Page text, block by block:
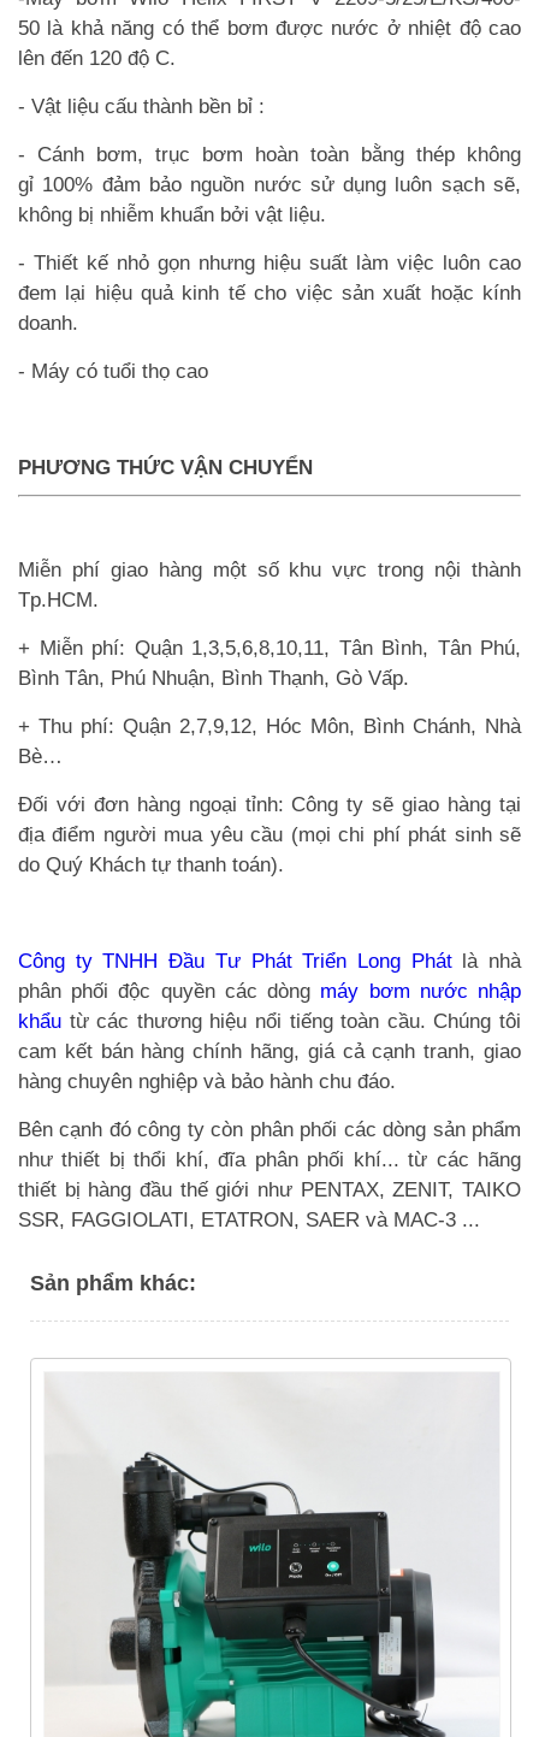
50 là khả năng có thể bơm được nước ở nhiệt độ cao
lên đến 120 độ C.
- Vật liệu cấu thành bền bỉ :
- Cánh bơm, trục bơm hoàn toàn bằng thép không
gỉ 100% đảm bảo nguồn nước sử dụng luôn sạch sẽ,
không bị nhiễm khuẩn bởi vật liệu.
- Thiết kế nhỏ gọn nhưng hiệu suất làm việc luôn cao
đem lại hiệu quả kinh tế cho việc sản xuất hoặc kính
doanh.
- Máy có tuổi thọ cao
PHƯƠNG THỨC VẬN CHUYỂN
Miễn phí giao hàng một số khu vực trong nội thành
Tp.HCM.
+ Miễn phí: Quận 1,3,5,6,8,10,11, Tân Bình, Tân Phú,
Bình Tân, Phú Nhuận, Bình Thạnh, Gò Vấp.
+ Thu phí: Quận 2,7,9,12, Hóc Môn, Bình Chánh, Nhà
Bè…
Đối với đơn hàng ngoại tỉnh: Công ty sẽ giao hàng tại
địa điểm người mua yêu cầu (mọi chi phí phát sinh sẽ
do Quý Khách tự thanh toán).
Công ty TNHH Đầu Tư Phát Triển Long Phátlà nhà
phân phối độc quyền các dòng máy bơm nước nhập
khẩu từ các thương hiệu nổi tiếng toàn cầu. Chúng tôi
cam kết bán hàng chính hãng, giá cả cạnh tranh, giao
hàng chuyên nghiệp và bảo hành chu đáo.
Bên cạnh đó công ty còn phân phối các dòng sản phẩm
như thiết bị thổi khí, đĩa phân phối khí... từ các hãng
thiết bị hàng đầu thế giới như PENTAX, ZENIT, TAIKO
SSR, FAGGIOLATI, ETATRON, SAER và MAC-3 ...
Sản phẩm khác: